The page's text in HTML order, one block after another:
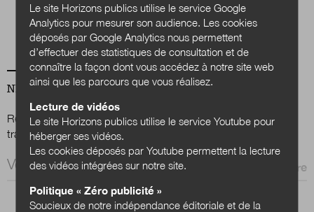
Acheter
NEWSLETTER
Renseignez votre email afin de suivre l'actualité de la
transformation publique.
Email *
Le site Horizons publics utilise le service Google
Analytics pour mesurer son audience. Les cookies
déposés par Google Analytics nous permettent
d’effectuer des statistiques de consultation et de
connaître la façon dont vous accédez à notre site web
ainsi que les parcours que vous réalisez.
Lecture de vidéos
Le site Horizons publics utilise le service Youtube pour
héberger ses vidéos.
Les cookies déposés par Youtube permettent la lecture
des vidéos intégrées sur notre site.
Politique « Zéro publicité »
Soucieux de notre indépendance éditoriale et de la